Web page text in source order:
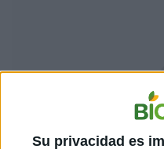
Su privacidad es